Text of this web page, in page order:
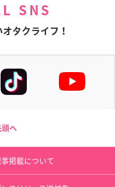
SNS
タクライフ！
頭へ
掲載について